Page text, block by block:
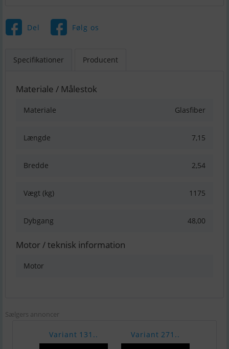
Del Følg os
Specifikationer Producent
Materiale / Målestok
Materiale Glasfiber
Længde 7,15
Bredde 2,54
Vægt (kg) 1175
Dybgang 48,00
Motor / teknisk information
Motor
Sælgers annoncer
Variant 131.. Variant 271..